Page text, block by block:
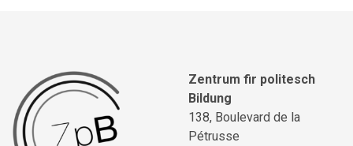
Zentrum fir politesch
Bildung
138, Boulevard de la
Pétrusse